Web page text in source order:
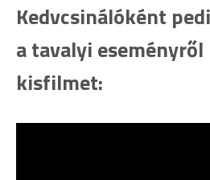
Kedvcsinálóként
a tavalyi
kisfilmet: